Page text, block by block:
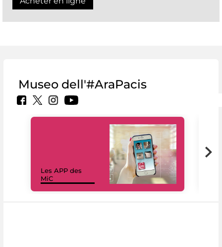
Museo dell'#AraPacis
Les APP des
MiC